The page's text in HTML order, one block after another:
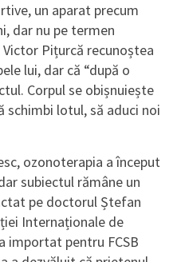
un aparat precum
dar nu pe termen
Pițurcă recunoștea
lui, dar că “după o
Corpul se obișnuiește
schimbi lotul, să aduci noi
ozonoterapia a început
subiectul rămâne un
pe doctorul Ștefan
Internaționale de
importat pentru FCSB